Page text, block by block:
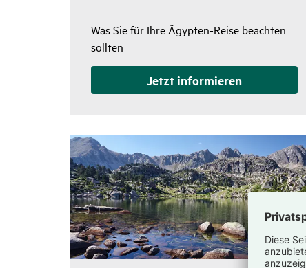
Was Sie für Ihre Ägypten-Reise beachten
sollten
Jetzt infor­mieren